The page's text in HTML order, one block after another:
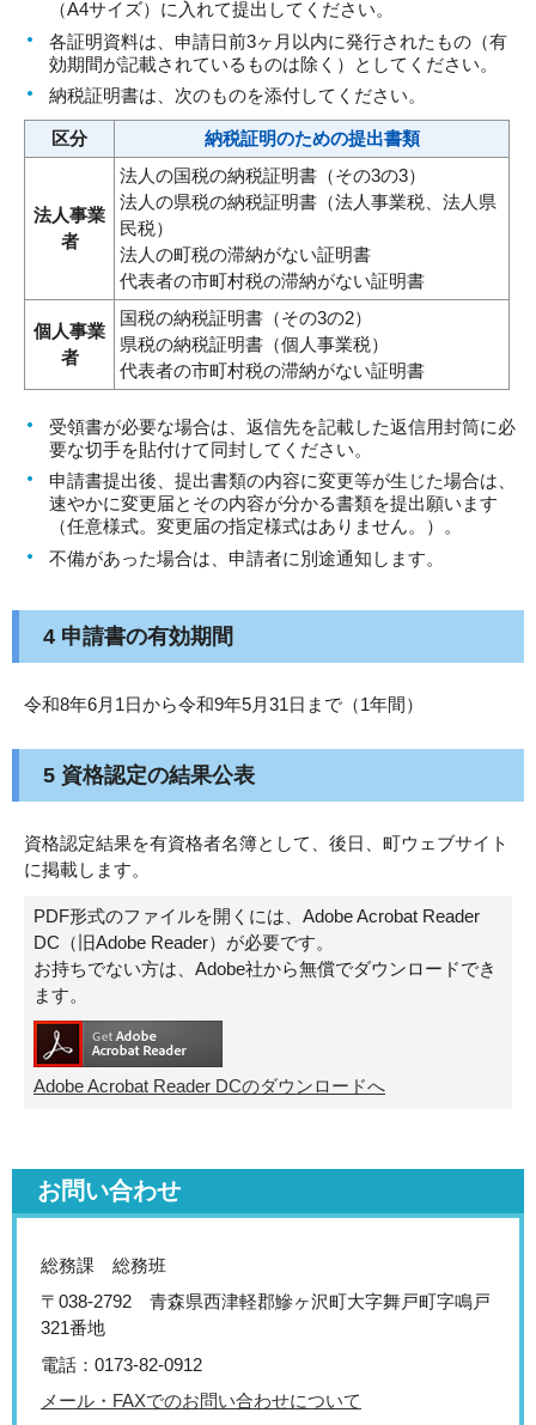
（A4サイズ）に入れて提出してください。
各証明資料は、申請日前3ヶ月以内に発行されたもの（有
効期間が記載されているものは除く）としてください。
納税証明書は、次のものを添付してください。
区分 納税証明のための提出書類
法人事業
者
法人の国税の納税証明書（その3の3）
法人の県税の納税証明書（法人事業税、法人県
民税）
法人の町税の滞納がない証明書
代表者の市町村税の滞納がない証明書
個人事業
者
国税の納税証明書（その3の2）
県税の納税証明書（個人事業税）
代表者の市町村税の滞納がない証明書
受領書が必要な場合は、返信先を記載した返信用封筒に必
要な切手を貼付けて同封してください。
申請書提出後、提出書類の内容に変更等が生じた場合は、
速やかに変更届とその内容が分かる書類を提出願います
（任意様式。変更届の指定様式はありません。）。
不備があった場合は、申請者に別途通知します。
4 申請書の有効期間
令和8年6月1日から令和9年5月31日まで（1年間）
5 資格認定の結果公表
資格認定結果を有資格者名簿として、後日、町ウェブサイト
に掲載します。
PDF形式のファイルを開くには、Adobe Acrobat Reader
DC（旧Adobe Reader）が必要です。
お持ちでない方は、Adobe社から無償でダウンロードでき
ます。
Adobe Acrobat Reader DCのダウンロードへ
お問い合わせ
総務課 総務班
〒038-2792 青森県西津軽郡鰺ヶ沢町大字舞戸町字鳴戸
321番地
電話：0173-82-0912
メール・FAXでのお問い合わせについて